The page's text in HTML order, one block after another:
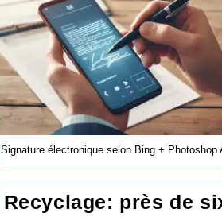
Signature électronique selon Bing + Photoshop
Recyclage: près de